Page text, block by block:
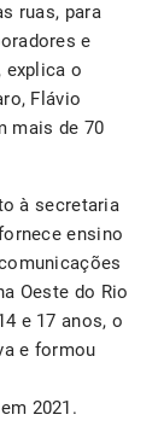
ruas, para
e
explica o
Flávio
mais de 70
à secretaria
ensino
Oeste do Rio
e 17 anos, o
e formou
2021.